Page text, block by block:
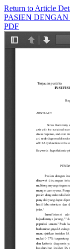
Return to Article
PASIEN
PDF